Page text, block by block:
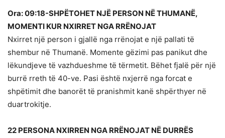
Ora: 09:18-SHPËTOHET NJË PERSON NË THUMANË,
MOMENTI KUR NXIRRET NGA RRËNOJAT
Nxirret një person i gjallë nga rrënojat e një pallati të
shembur në Thumanë. Momente gëzimi pas panikut dhe
lëkundjeve të vazhdueshme të tërmetit. Bëhet fjalë për një
burrë rreth të 40-ve. Pasi është nxjerrë nga forcat e
shpëtimit dhe banorët të pranishmit kanë shpërthyer në
duartrokitje.
22 PERSONA NXIRREN NGA RRËNOJAT NË DURRËS